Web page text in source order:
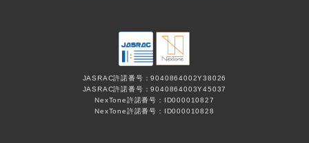
JASRAC許諾番号：9040864002Y38026
JASRAC許諾番号：9040864003Y45037
NexTone許諾番号：ID000010827
NexTone許諾番号：ID000010828